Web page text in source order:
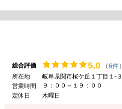
総合評価 5.0 (6件)
所在地
岐阜県関市桜ケ丘１丁目１-３
営業時間
９：００～１９：００
定休日
木曜日